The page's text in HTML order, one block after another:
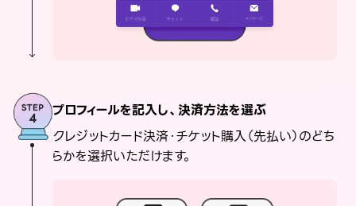
プロフィールを記入し、決済方法を選ぶ
クレジットカード決済・チケット購入（先払い）のどち
らかを選択いただけます。